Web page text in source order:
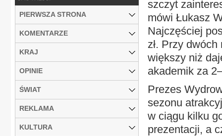
szczyt
mówi Łukasz
Najczęściej
zł. Przy
większy niż
akademik za
Prezes
sezonu
w ciągu kilku
prezentacji, a
PIERWSZA STRONA
KOMENTARZE
KRAJ
OPINIE
ŚWIAT
REKLAMA
KULTURA